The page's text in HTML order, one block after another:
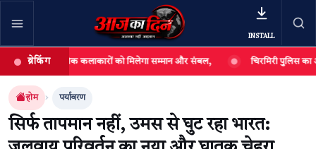
INSTALL
खबर खोजें
खोजें
ब्रेकिंग
कहा- लोक कलाकारों को मिलेगा सम्मान और संबल, चिरमिरी पुलिस का अवैध महुआ
होम पर्यावरण
सिर्फ तापमान नहीं, उमस से घुट रहा भारत: